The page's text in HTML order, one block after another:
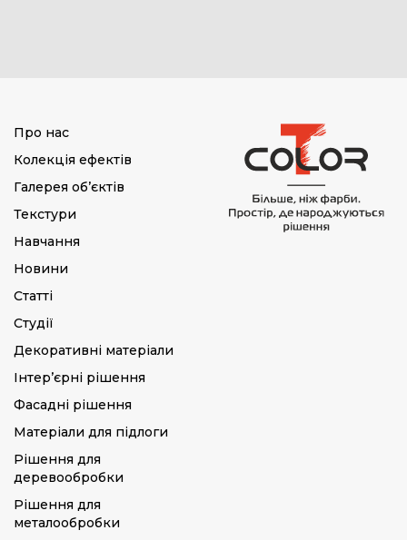
Про нас
Колекція ефектів
Галерея об’єктів
Текстури
Навчання
Новини
Статті
Студії
Декоративні матеріали
Інтер’єрні рішення
Фасадні рішення
Матеріали для підлоги
Рішення для
деревообробки
Рішення для
металообробки